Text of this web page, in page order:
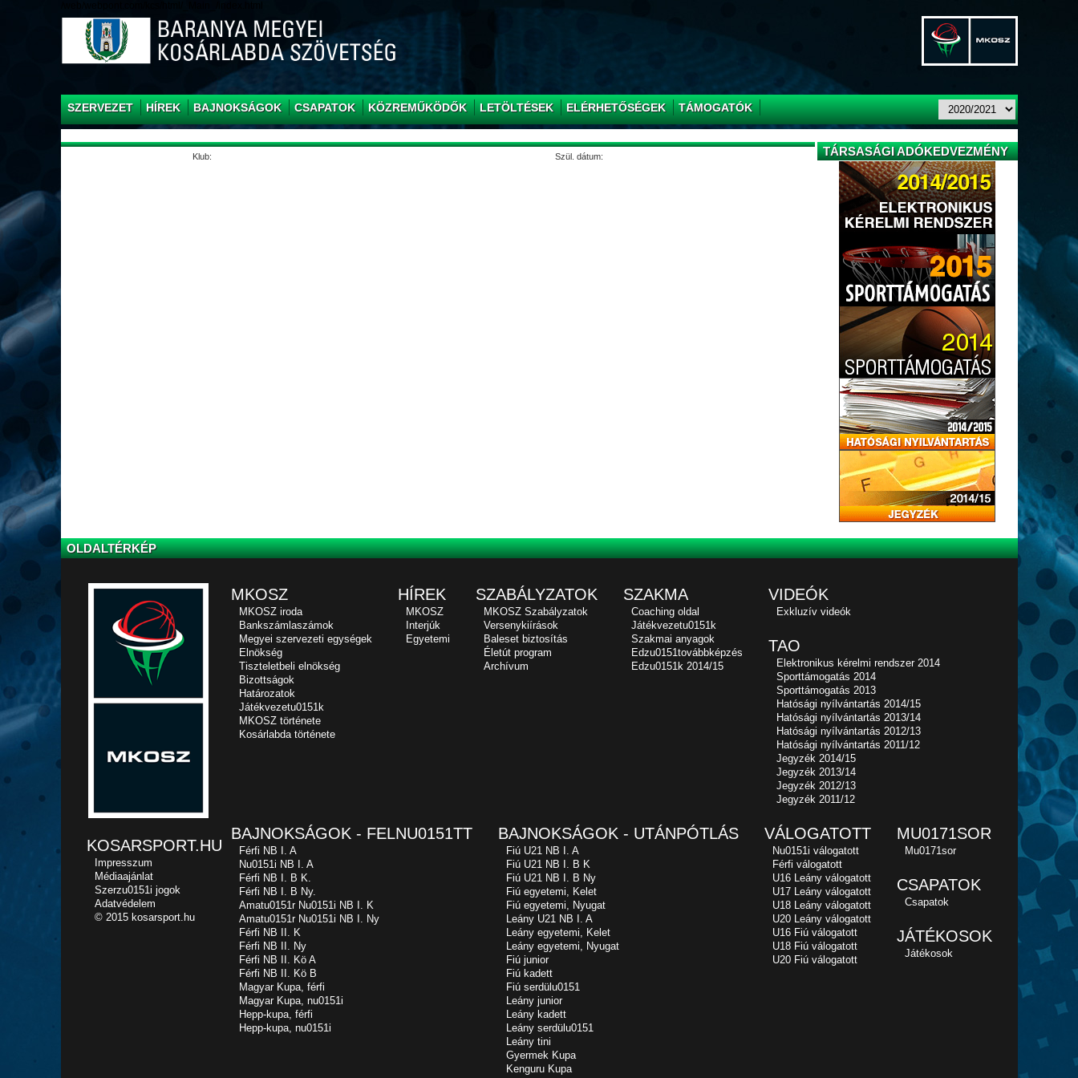
SZERVEZET HÍREK BAJNOKSÁGOK CSAPATOK KÖZREMŰKÖDŐK LETÖLTÉSEK ELÉRHETŐSÉGEK TÁMOGATÓK
Klub: Szül. dátum: TÁRSASÁGI ADÓKEDVEZMÉNY
OLDALTÉRKÉP
MKOSZ
MKOSZ iroda
Bankszámlaszámok
Megyei szervezeti egységek
Elnökség
Tiszteletbeli elnökség
Bizottságok
Határozatok
Játékvezetu0151k
MKOSZ története
Kosárlabda története
HÍREK
MKOSZ
Interjúk
Egyetemi
SZABÁLYZATOK
MKOSZ Szabályzatok
Versenykiírások
Baleset biztosítás
Életút program
Archívum
SZAKMA
Coaching oldal
Játékvezetu0151k
Szakmai anyagok
Edzu0151továbbképzés
Edzu0151k 2014/15
VIDEÓK
Exkluzív videók
TAO
Elektronikus kérelmi rendszer 2014
Sporttámogatás 2014
Sporttámogatás 2013
Hatósági nyílvántartás 2014/15
Hatósági nyílvántartás 2013/14
Hatósági nyílvántartás 2012/13
Hatósági nyílvántartás 2011/12
Jegyzék 2014/15
Jegyzék 2013/14
Jegyzék 2012/13
Jegyzék 2011/12
BAJNOKSÁGOK - FELNU0151TT
Férfi NB I. A
Nu0151i NB I. A
Férfi NB I. B K.
Férfi NB I. B Ny.
Amatu0151r Nu0151i NB I. K
Amatu0151r Nu0151i NB I. Ny
Férfi NB II. K
Férfi NB II. Ny
Férfi NB II. Kö A
Férfi NB II. Kö B
Magyar Kupa, férfi
Magyar Kupa, nu0151i
Hepp-kupa, férfi
Hepp-kupa, nu0151i
BAJNOKSÁGOK - UTÁNPÓTLÁS
Fiú U21 NB I. A
Fiú U21 NB I. B K
Fiú U21 NB I. B Ny
Fiú egyetemi, Kelet
Fiú egyetemi, Nyugat
Leány U21 NB I. A
Leány egyetemi, Kelet
Leány egyetemi, Nyugat
Fiú junior
Fiú kadett
Fiú serdülu0151
Leány junior
Leány kadett
Leány serdülu0151
Leány tini
Gyermek Kupa
Kenguru Kupa
VÁLOGATOTT
Nu0151i válogatott
Férfi válogatott
U16 Leány válogatott
U17 Leány válogatott
U18 Leány válogatott
U20 Leány válogatott
U16 Fiú válogatott
U18 Fiú válogatott
U20 Fiú válogatott
MU0171SOR
Mu0171sor
CSAPATOK
Csapatok
JÁTÉKOSOK
Játékosok
KOSARSPORT.HU
Impresszum
Médiaajánlat
Szerzu0151i jogok
Adatvédelem
© 2015 kosarsport.hu